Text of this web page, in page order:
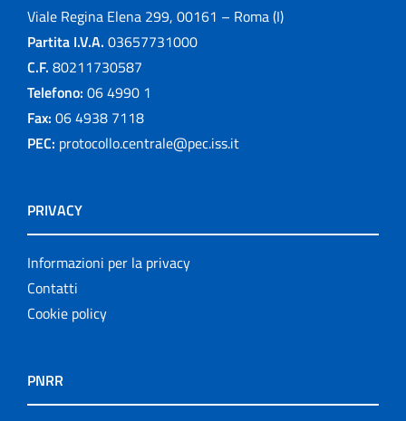
Viale Regina Elena 299, 00161 – Roma (I)
Partita I.V.A. 03657731000
C.F. 80211730587
Telefono: 06 4990 1
Fax: 06 4938 7118
PEC: protocollo.centrale@pec.iss.it
PRIVACY
Informazioni per la privacy
Contatti
Cookie policy
PNRR